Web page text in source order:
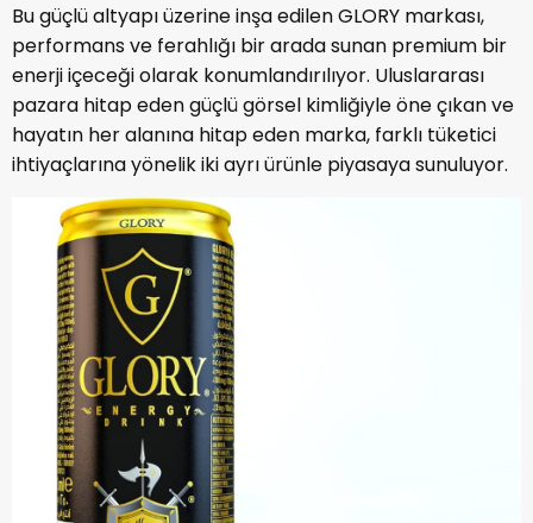
Bu güçlü altyapı üzerine inşa edilen GLORY markası,
performans ve ferahlığı bir arada sunan premium bir
enerji içeceği olarak konumlandırılıyor. Uluslararası
pazara hitap eden güçlü görsel kimliğiyle öne çıkan ve
hayatın her alanına hitap eden marka, farklı tüketici
ihtiyaçlarına yönelik iki ayrı ürünle piyasaya sunuluyor.